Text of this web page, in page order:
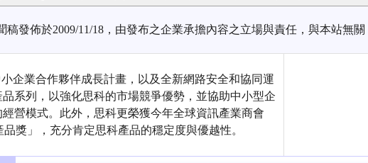
稿發佈於2009/11/18，由發布之企業承擔內容之立場與責任，與本站無關
企業合作夥伴成長計畫，以及全新網路安全和協同運
系列，以強化思科的市場競爭優勢，並協助中小型企
營模式。此外，思科更榮獲今年全球資訊產業商會
獎」，充分肯定思科產品的穩定度與優越性。